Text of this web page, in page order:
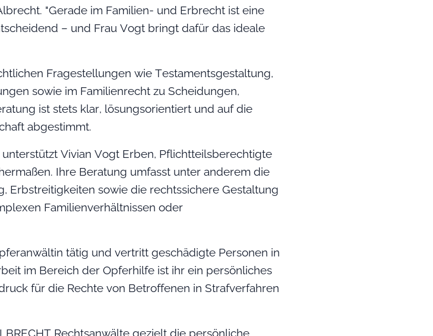
"Gerade im Familien- und Erbrecht ist eine
– und Frau Vogt bringt dafür das ideale
Fragestellungen wie Testamentsgestaltung,
sowie im Familienrecht zu Scheidungen,
ist stets klar, lösungsorientiert und auf die
abgestimmt.
Vivian Vogt Erben, Pflichtteilsberechtigte
Ihre Beratung umfasst unter anderem die
Erbstreitigkeiten sowie die rechtssichere Gestaltung
Familienverhältnissen oder
tätig und vertritt geschädigte Personen in
im Bereich der Opferhilfe ist ihr ein persönliches
für die Rechte von Betroffenen in Strafverfahren
Rechtsanwälte gezielt die persönliche